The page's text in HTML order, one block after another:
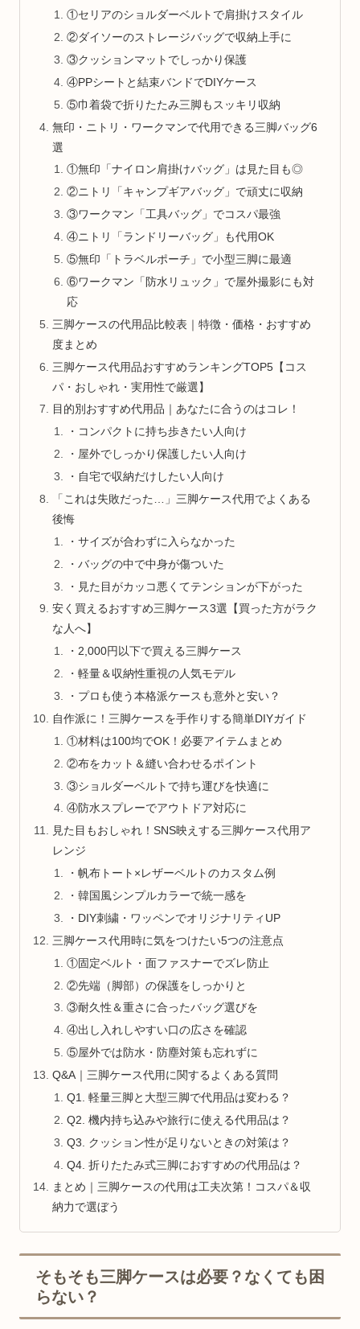
①セリアのショルダーベルトで肩掛けスタイル
②ダイソーのストレージバッグで収納上手に
③クッションマットでしっかり保護
④PPシートと結束バンドでDIYケース
⑤巾着袋で折りたたみ三脚もスッキリ収納
無印・ニトリ・ワークマンで代用できる三脚バッグ6
選
①無印「ナイロン肩掛けバッグ」は見た目も◎
②ニトリ「キャンプギアバッグ」で頑丈に収納
③ワークマン「工具バッグ」でコスパ最強
④ニトリ「ランドリーバッグ」も代用OK
⑤無印「トラベルポーチ」で小型三脚に最適
⑥ワークマン「防水リュック」で屋外撮影にも対
応
三脚ケースの代用品比較表｜特徴・価格・おすすめ
度まとめ
三脚ケース代用品おすすめランキングTOP5【コス
パ・おしゃれ・実用性で厳選】
目的別おすすめ代用品｜あなたに合うのはコレ！
・コンパクトに持ち歩きたい人向け
・屋外でしっかり保護したい人向け
・自宅で収納だけしたい人向け
「これは失敗だった…」三脚ケース代用でよくある
後悔
・サイズが合わずに入らなかった
・バッグの中で中身が傷ついた
・見た目がカッコ悪くてテンションが下がった
安く買えるおすすめ三脚ケース3選【買った方がラク
な人へ】
・2,000円以下で買える三脚ケース
・軽量＆収納性重視の人気モデル
・プロも使う本格派ケースも意外と安い？
自作派に！三脚ケースを手作りする簡単DIYガイド
①材料は100均でOK！必要アイテムまとめ
②布をカット＆縫い合わせるポイント
③ショルダーベルトで持ち運びを快適に
④防水スプレーでアウトドア対応に
見た目もおしゃれ！SNS映えする三脚ケース代用ア
レンジ
・帆布トート×レザーベルトのカスタム例
・韓国風シンプルカラーで統一感を
・DIY刺繍・ワッペンでオリジナリティUP
三脚ケース代用時に気をつけたい5つの注意点
①固定ベルト・面ファスナーでズレ防止
②先端（脚部）の保護をしっかりと
③耐久性＆重さに合ったバッグ選びを
④出し入れしやすい口の広さを確認
⑤屋外では防水・防塵対策も忘れずに
Q&A｜三脚ケース代用に関するよくある質問
Q1. 軽量三脚と大型三脚で代用品は変わる？
Q2. 機内持ち込みや旅行に使える代用品は？
Q3. クッション性が足りないときの対策は？
Q4. 折りたたみ式三脚におすすめの代用品は？
まとめ｜三脚ケースの代用は工夫次第！コスパ＆収
納力で選ぼう
そもそも三脚ケースは必要？なくても困
らない？